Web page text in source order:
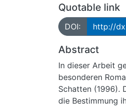
Quotable link
DOI: http://
Abstract
In dieser Arbeit
besonderen
Schatten (1996).
die Bestimmung